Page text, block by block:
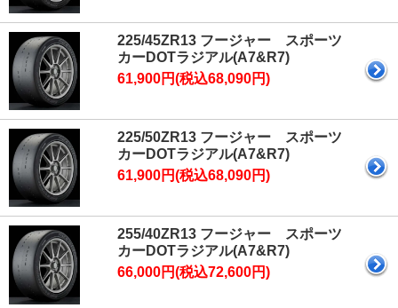
225/45ZR13 フージャー スポーツ
カーDOTラジアル(A7&R7)
61,900円(税込68,090円)
225/50ZR13 フージャー スポーツ
カーDOTラジアル(A7&R7)
61,900円(税込68,090円)
255/40ZR13 フージャー スポーツ
カーDOTラジアル(A7&R7)
66,000円(税込72,600円)